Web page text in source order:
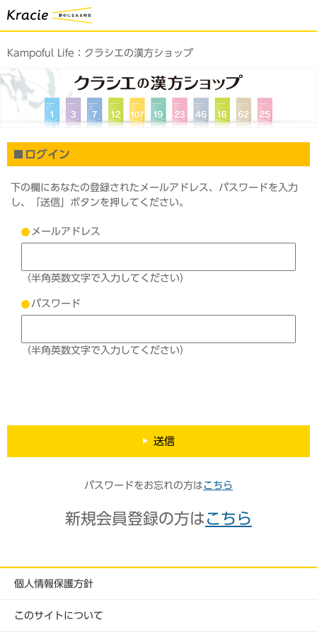
Kampoful Life： クラシエの漢方ショップ
ログイン
下の欄にあなたの登録されたメールアドレス、パスワードを入力
し、「送信」ボタンを押してください。
メールアドレス
（半角英数文字で入力してください）
パスワード
（半角英数文字で入力してください）
送信
パスワードをお忘れの方は こちら
新規会員登録の方は こちら
個人情報保護方針
このサイトについて